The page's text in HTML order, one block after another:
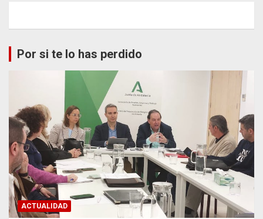
Por si te lo has perdido
ACTUALIDAD